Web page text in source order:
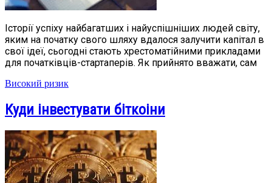
Історії успіху найбагатших і найуспішніших людей світу,
яким на початку свого шляху вдалося залучити капітал в
свої ідеї, сьогодні стають хрестоматійними прикладами
для початківців-стартаперів. Як прийнято вважати, сам
Високий ризик
Куди інвестувати біткоіни